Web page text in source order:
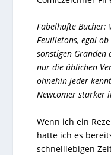
Fabelhafte Bücher:
Feuilletons, egal ob
sonstigen
nur die üblichen
ohnehin jeder
Newcomer stärker
Wenn ich ein
hätte ich es
schnelllebigen